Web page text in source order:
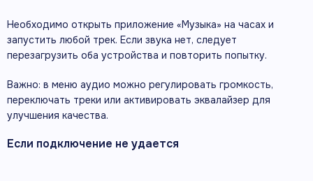
Необходимо открыть приложение «Музыка» на часах и
запустить любой трек. Если звука нет, следует
перезагрузить оба устройства и повторить попытку.
Важно: в меню аудио можно регулировать громкость,
переключать треки или активировать эквалайзер для
улучшения качества.
Если подключение не удается